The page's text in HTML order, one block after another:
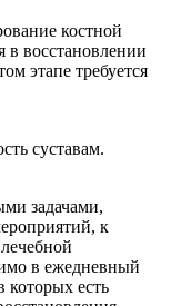
костной
в восстановлении
этапе требуется
суставам.
задачами,
к
в ежедневный
которых есть